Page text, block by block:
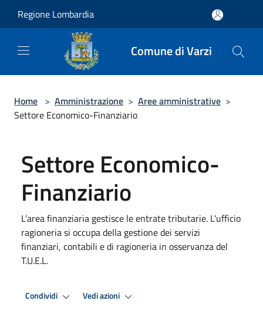
Regione Lombardia
Comune di Varzi
Home > Amministrazione > Aree amministrative >
Settore Economico-Finanziario
Settore Economico-
Finanziario
L’area finanziaria gestisce le entrate tributarie. L'ufficio
ragioneria si occupa della gestione dei servizi
finanziari, contabili e di ragioneria in osservanza del
T.U.E.L.
Condividi Vedi azioni